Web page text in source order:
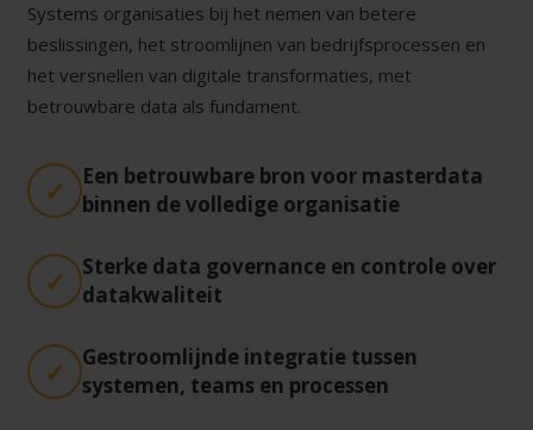
Systems organisaties bij het nemen van betere
beslissingen, het stroomlijnen van bedrijfsprocessen en
het versnellen van digitale transformaties, met
betrouwbare data als fundament.
Een betrouwbare bron voor masterdata
binnen de volledige organisatie
Sterke data governance en controle over
datakwaliteit
Gestroomlijnde integratie tussen
systemen, teams en processen